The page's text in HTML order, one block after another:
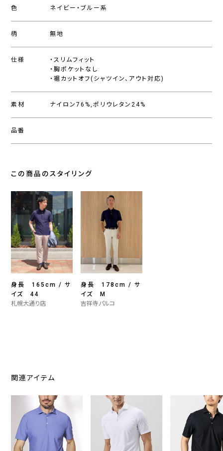
色 ネイビー・ブルー系
柄 無地
仕様
・スリムフィット
・胸ポケットなし
・裾カットオフ(シャツイン、アウト対応)
素材 ナイロン76%,ポリウレタン24%
品番
この商品のスタイリング
身長 165cm / サ
イズ 44
札幌大通り店
身長 178cm / サ
イズ M
吉祥寺パルコ
関連アイテム